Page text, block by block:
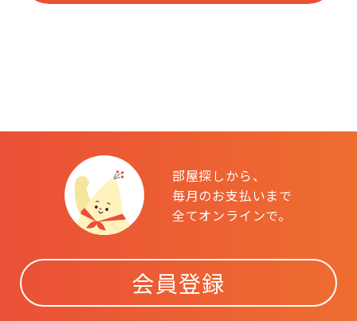
部屋探しから、
毎月のお支払いまで
全てオンラインで。
会員登録